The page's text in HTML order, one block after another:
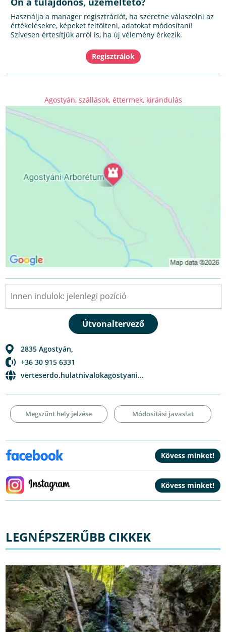
Használja a manager regisztrációt, ha szeretne válaszolni az
értékelésekre, képeket feltölteni, adatokat módosítani!
Szívesen értesítjük arról is, ha új vélemény érkezik.
Agostyán, szállások, éttermek, kirándulás
2835 Agostyán
+36 30 915 6331
verteserdo.hulatnivalokagostyani...
Megszűnt hely jelzése Módosítási javaslat
LEGNÉPSZERŰBB CIKKEK